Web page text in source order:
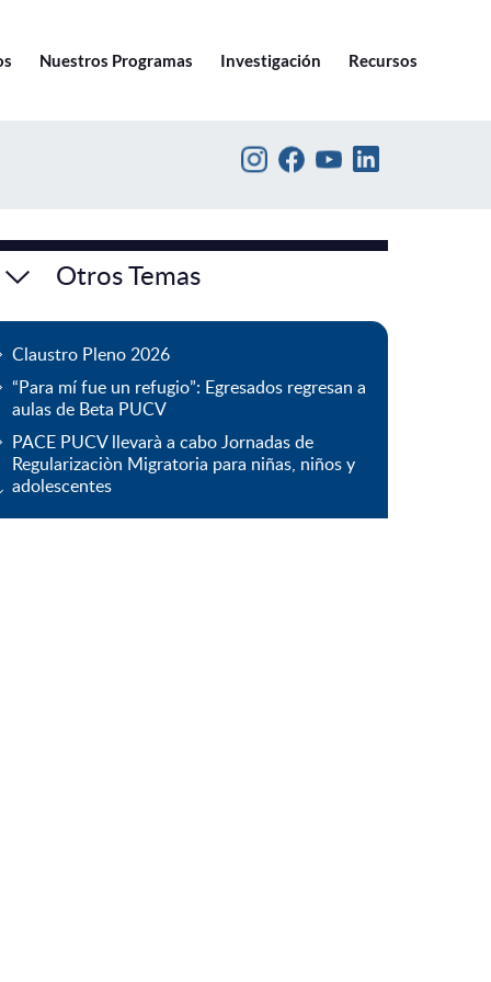
Nuestros Programas Investigación Recursos
Otros Temas
Claustro Pleno 2026
“Para mí fue un refugio”: Egresados regresan a
aulas de Beta PUCV
PACE PUCV llevarà a cabo Jornadas de
Regularizaciòn Migratoria para niñas, niños y
adolescentes